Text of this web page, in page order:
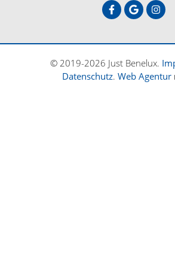
© 2019-2026 Just Benelux.
Datenschutz. Web Agentur